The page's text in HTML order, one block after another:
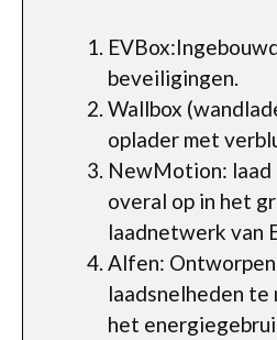
beveiligingen.
Wallbox
oplader met
NewMotion: laad
overal op in het
laadnetwerk van
Alfen:
laadsnelheden te
het